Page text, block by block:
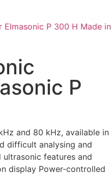
P
and 80 kHz, available in
difficult analysing and
features and
display Power-controlled